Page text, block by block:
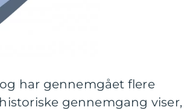
har gennemgået flere
gennemgang viser,